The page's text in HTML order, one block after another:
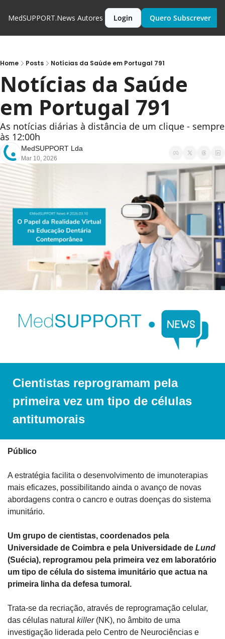
MedSUPPORT.News Autores Login Quero Subscrever
Home Posts Notícias da Saúde em Portugal 791
Notícias da Saúde
em Portugal 791
As notícias diárias à distância de um clique - sempre
às 12:00h
MedSUPPORT Lda
Mar 10, 2026
Cientistas reprogramam pela
primeira vez um tipo de células
antitumorais
Público
A estratégia facilita o desenvolvimento de imunoterapias
mais eficazes, possibilitando ainda o avanço de novas
abordagens contra o cancro e outras doenças do sistema
imunitário.
Um grupo de cientistas, coordenados pela
Universidade de Coimbra e pela Universidade de Lund
(Suécia), reprogramou pela primeira vez em laboratório
um tipo de célula do sistema imunitário que actua na
primeira linha da defesa tumoral.
Trata-se da recriação, através de reprogramação celular,
das células natural killer (NK), no âmbito de uma
investigação liderada pelo Centro de Neurociências e